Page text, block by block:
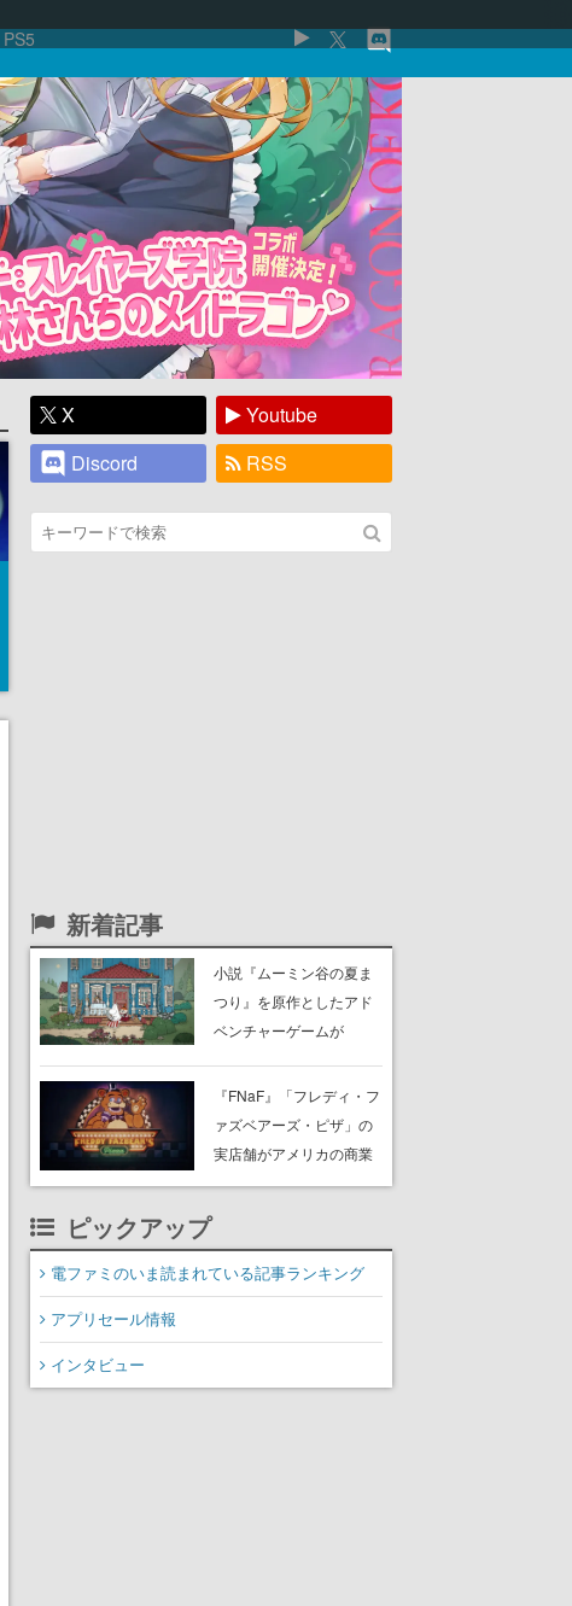
PS5
X
Youtube
Discord
RSS
新着記事
小説『ムーミン谷の夏ま
つり』を原作としたアド
ベンチャーゲームが
PC（Steam）向けに2026
年秋発売へ。手描きアー
トの雰囲気が良すぎる最
『FNaF』「フレディ・フ
ァズベアーズ・ピザ」の
実店舗がアメリカの商業
施設「American Dream」
発、食事だけでなくステ
ージショーや没入型のホ
ピックアップ
電ファミのいま読まれている記事ランキング
アプリセール情報
インタビュー